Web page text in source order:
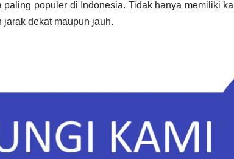
populer di Indonesia. Tidak hanya memiliki
dekat maupun jauh.